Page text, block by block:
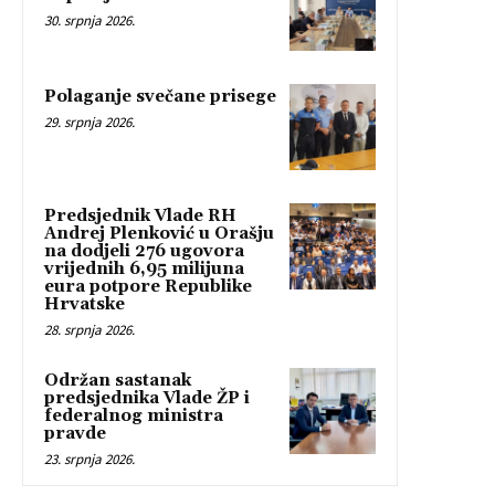
30. srpnja 2026.
Polaganje svečane prisege
29. srpnja 2026.
Predsjednik Vlade RH
Andrej Plenković u Orašju
na dodjeli 276 ugovora
vrijednih 6,95 milijuna
eura potpore Republike
Hrvatske
28. srpnja 2026.
Održan sastanak
predsjednika Vlade ŽP i
federalnog ministra
pravde
23. srpnja 2026.